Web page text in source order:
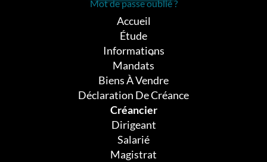
Mot de passe oublié ?
Accueil
Étude
Informations
Mandats
Biens À Vendre
Déclaration De Créance
Créancier
Dirigeant
Salarié
Magistrat